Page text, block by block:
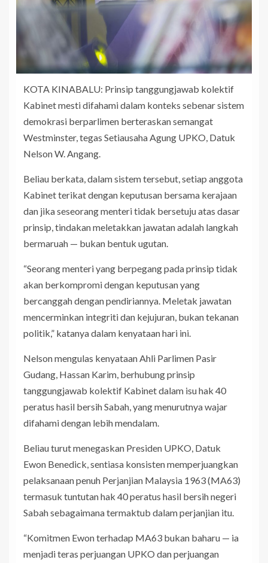
KOTA KINABALU: Prinsip tanggungjawab kolektif
Kabinet mesti difahami dalam konteks sebenar sistem
demokrasi berparlimen berteraskan semangat
Westminster, tegas Setiausaha Agung UPKO, Datuk
Nelson W. Angang.
Beliau berkata, dalam sistem tersebut, setiap anggota
Kabinet terikat dengan keputusan bersama kerajaan
dan jika seseorang menteri tidak bersetuju atas dasar
prinsip, tindakan meletakkan jawatan adalah langkah
bermaruah — bukan bentuk ugutan.
“Seorang menteri yang berpegang pada prinsip tidak
akan berkompromi dengan keputusan yang
bercanggah dengan pendiriannya. Meletak jawatan
mencerminkan integriti dan kejujuran, bukan tekanan
politik,” katanya dalam kenyataan hari ini.
Nelson mengulas kenyataan Ahli Parlimen Pasir
Gudang, Hassan Karim, berhubung prinsip
tanggungjawab kolektif Kabinet dalam isu hak 40
peratus hasil bersih Sabah, yang menurutnya wajar
difahami dengan lebih mendalam.
Beliau turut menegaskan Presiden UPKO, Datuk
Ewon Benedick, sentiasa konsisten memperjuangkan
pelaksanaan penuh Perjanjian Malaysia 1963 (MA63)
termasuk tuntutan hak 40 peratus hasil bersih negeri
Sabah sebagaimana termaktub dalam perjanjian itu.
“Komitmen Ewon terhadap MA63 bukan baharu — ia
menjadi teras perjuangan UPKO dan perjuangan